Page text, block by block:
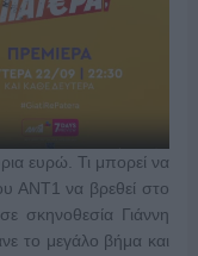
ευρώ. Τι μπορεί να
ΑΝΤ1 να βρεθεί στο
σκηνοθεσία Γιάννη
το μεγάλο βήμα και